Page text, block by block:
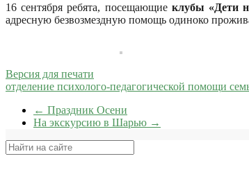
16 сентября ребята, посещающие клубы «Дети
адресную безвозмездную помощь одиноко
Версия для печати
отделение психолого-педагогической помощи
← Праздник Осени
На экскурсию в Шарью →
Поиск